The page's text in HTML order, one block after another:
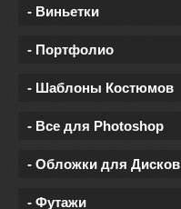
- Виньетки
- Портфолио
- Шаблоны Костюмов
- Все для Photoshop
- Обложки для Дисков
- Футажи